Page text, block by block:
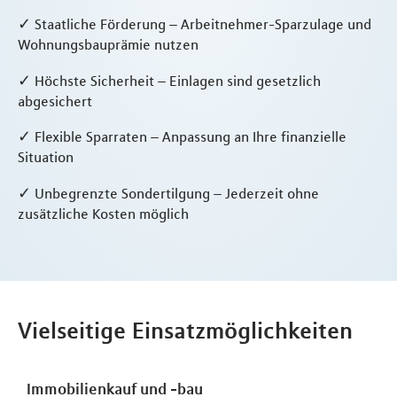
✓ Staatliche Förderung – Arbeitnehmer-Sparzulage und
Wohnungsbauprämie nutzen
✓ Höchste Sicherheit – Einlagen sind gesetzlich
abgesichert
✓ Flexible Sparraten – Anpassung an Ihre finanzielle
Situation
✓ Unbegrenzte Sondertilgung – Jederzeit ohne
zusätzliche Kosten möglich
Vielseitige Einsatzmöglichkeiten
Immobilienkauf und -bau